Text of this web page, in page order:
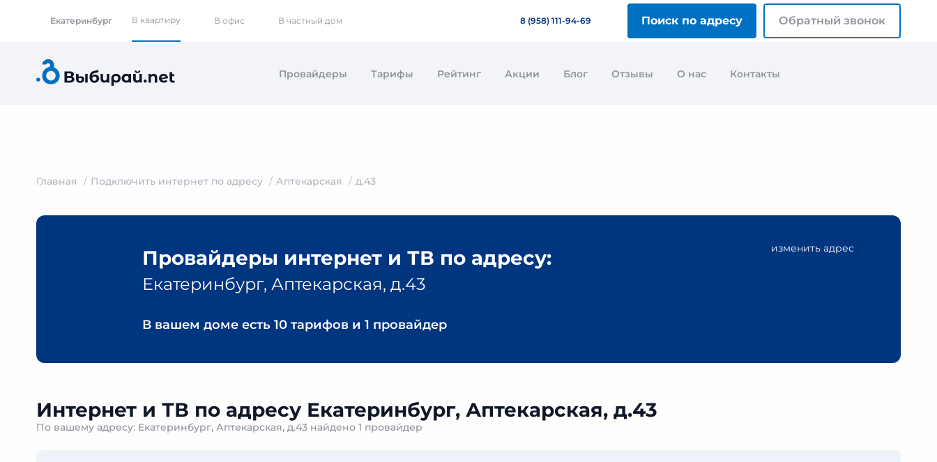
Екатеринбург В квартиру В офис В частный дом 8 (958) 111-94-69 Поиск по адресу Обратный звонок
Провайдеры Тарифы Рейтинг Акции Блог Отзывы О нас Контакты
Главная Подключить интернет по адресу Аптекарская д.43
изменить адрес
Провайдеры интернет и ТВ по адресу:
Екатеринбург, Аптекарская, д.43
В вашем доме есть 10 тарифов и 1 провайдер
Интернет и ТВ по адресу Екатеринбург, Аптекарская, д.43
По вашему адресу: Екатеринбург, Аптекарская, д.43 найдено 1 провайдер